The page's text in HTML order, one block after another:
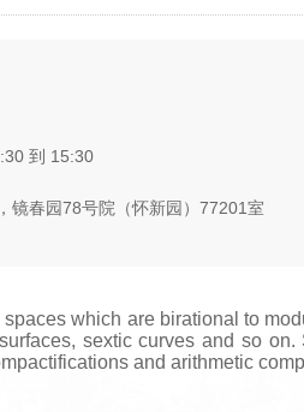
到 15:30
镜春园78号院（怀新园）77201室
spaces which are birational to
sextic curves and so
and arithmetic